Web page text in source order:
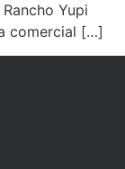
Yupi
comercial […]